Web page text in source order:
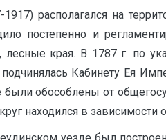
располагался на
постепенно и
лесные края. В 1787 г. по
Кабинету Ея
обособлены от
находился в зависимости